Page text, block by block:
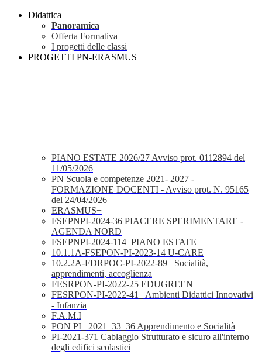
Didattica
Panoramica
Offerta Formativa
I progetti delle classi
PROGETTI PN-ERASMUS
PIANO ESTATE 2026/27 Avviso prot. 0112894 del
11/05/2026
PN Scuola e competenze 2021- 2027 -
FORMAZIONE DOCENTI - Avviso prot. N. 95165
del 24/04/2026
ERASMUS+
FSEPNPI-2024-36 PIACERE SPERIMENTARE -
AGENDA NORD
FSEPNPI-2024-114_PIANO ESTATE
10.1.1A-FSEPON-PI-2023-14 U-CARE
10.2.2A-FDRPOC-PI-2022-89_ Socialità,
apprendimenti, accoglienza
FESRPON-PI-2022-25 EDUGREEN
FESRPON-PI-2022-41_ Ambienti Didattici Innovativi
- Infanzia
F.A.M.I
PON PI_ 2021_33_36 Apprendimento e Socialità
PI-2021-371 Cablaggio Strutturato e sicuro all'interno
degli edifici scolastici